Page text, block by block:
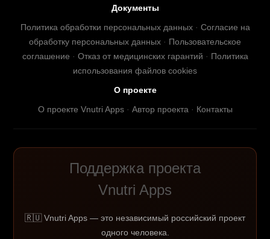
Документы
Политика обработки персональных данных· Согласие на
обработку персональных данных · Пользовательское
соглашение · Отказ от медицинских гарантий · Политика
использования файлов cookies
О проекте
О проекте Vnutri Apps· Автор проекта · Контакты
Поддержка проекта
Vnutri Apps
🇷🇺 Vnutri Apps — это независимый российский проект
одного человека.